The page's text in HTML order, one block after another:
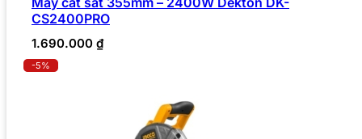
CS2400PRO
1.690.000 ₫
-5%